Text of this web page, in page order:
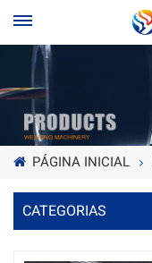
PÁGINA INICIAL
CATEGORIAS